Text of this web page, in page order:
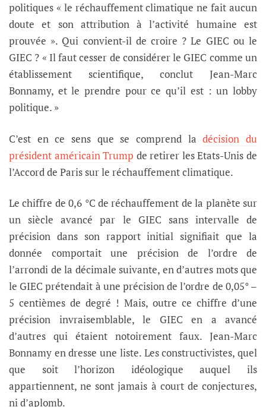
politiques « le réchauffement climatique ne fait aucun
doute et son attribution à l’activité humaine est
prouvée ». Qui convient-il de croire ? Le GIEC ou le
GIEC ? « Il faut cesser de considérer le GIEC comme un
établissement scientifique, conclut Jean-Marc
Bonnamy, et le prendre pour ce qu’il est : un lobby
politique. »
C’est en ce sens que se comprend ladécision du
président américain Trump de retirer les Etats-Unis de
l’Accord de Paris sur le réchauffement climatique.
Le chiffre de 0,6 °C de réchauffement de la planète sur
un siècle avancé par le GIEC sans intervalle de
précision dans son rapport initial signifiait que la
donnée comportait une précision de l’ordre de
l’arrondi de la décimale suivante, en d’autres mots que
le GIEC prétendait à une précision de l’ordre de 0,05° –
5 centièmes de degré ! Mais, outre ce chiffre d’une
précision invraisemblable, le GIEC en a avancé
d’autres qui étaient notoirement faux. Jean-Marc
Bonnamy en dresse une liste. Les constructivistes, quel
que soit l’horizon idéologique auquel ils
appartiennent, ne sont jamais à court de conjectures,
ni d’aplomb.